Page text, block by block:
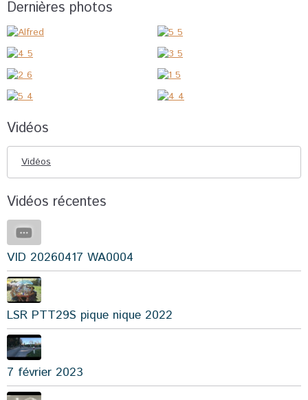
Dernières photos
Vidéos
Vidéos
Vidéos récentes
VID 20260417 WA0004
LSR PTT29S pique nique 2022
7 février 2023